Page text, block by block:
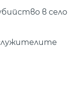
в село